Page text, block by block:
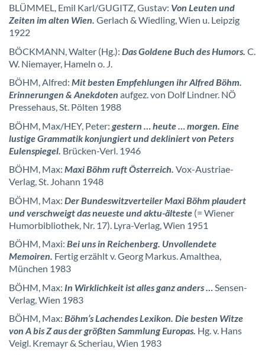
BLÜMMEL, Emil Karl/GUGITZ, Gustav: Von Leuten und
Zeiten im alten Wien. Gerlach & Wiedling, Wien u. Leipzig
1922
BÖCKMANN, Walter (Hg.): Das Goldene Buch des Humors. C.
W. Niemayer, Hameln o. J.
BÖHM, Alfred: Mit besten Empfehlungen ihr Alfred Böhm.
Erinnerungen & Anekdoten aufgez. von Dolf Lindner. NÖ
Pressehaus, St. Pölten 1988
BÖHM, Max/HEY, Peter: gestern … heute … morgen. Eine
lustige Grammatik konjungiert und dekliniert von Peters
Eulenspiegel. Brücken-Verl. 1946
BÖHM, Max: Maxi Böhm ruft Österreich. Vox-Austriae-
Verlag, St. Johann 1948
BÖHM, Max: Der Bundeswitzverteiler Maxi Böhm plaudert
und verschweigt das neueste und aktu-älteste (= Wiener
Humorbibliothek, Nr. 17). Lyra-Verlag, Wien 1951
BÖHM, Maxi: Bei uns in Reichenberg. Unvollendete
Memoiren. Fertig erzählt v. Georg Markus. Amalthea,
München 1983
BÖHM, Max: In Wirklichkeit ist alles ganz anders … Sensen-
Verlag, Wien 1983
BÖHM, Max: Böhm’s Lachendes Lexikon. Die besten Witze
von A bis Z aus der größten Sammlung Europas. Hg. v. Hans
Veigl. Kremayr & Scheriau, Wien 1983